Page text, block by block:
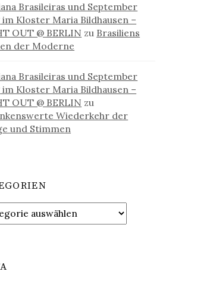
Brasileiras und September
im Kloster Maria Bildhausen –
OUT @ BERLIN zu Brasiliens
der Moderne
Brasileiras und September
im Kloster Maria Bildhausen –
OUT @ BERLIN zu
Wiederkehr der
und Stimmen